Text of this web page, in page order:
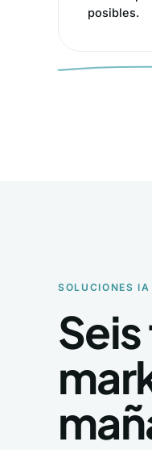
posibles.
SOLUCIONES